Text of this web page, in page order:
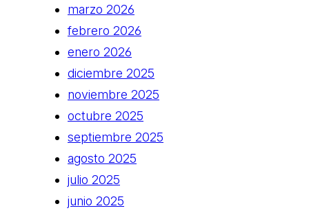
marzo 2026
febrero 2026
enero 2026
diciembre 2025
noviembre 2025
octubre 2025
septiembre 2025
agosto 2025
julio 2025
junio 2025